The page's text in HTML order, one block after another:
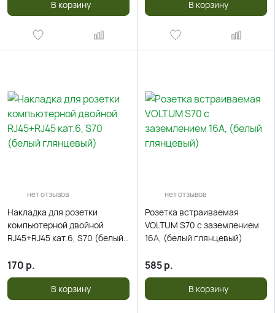
В корзину В корзину
нет отзывов
Накладка для розетки
компьютерной двойной
RJ45+RJ45 кат.6, S70 (белый
170 р.
В корзину
нет отзывов
Розетка встраиваемая
VOLTUM S70 с заземлением
16А, (белый глянцевый)
585р.
В корзину